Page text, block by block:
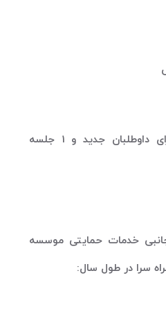
برگزاری 6 جلسه معارفه برای داوطلبان جدید و 1 جلسه
جانبی خدمات حمایتی موسسه
سرا در طول سال: